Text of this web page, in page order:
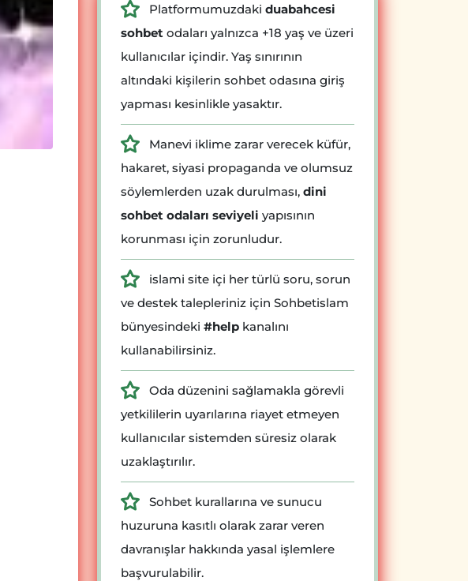
Platformumuzdaki duabahcesi
sohbet odaları yalnızca +18 yaş ve üzeri
kullanıcılar içindir. Yaş sınırının
altındaki kişilerin sohbet odasına giriş
yapması kesinlikle yasaktır.
Manevi iklime zarar verecek küfür,
hakaret, siyasi propaganda ve olumsuz
söylemlerden uzak durulması, dini
sohbet odaları seviyeli yapısının
korunması için zorunludur.
islami site içi her türlü soru, sorun
ve destek talepleriniz için Sohbetislam
bünyesindeki #help kanalını
kullanabilirsiniz.
Oda düzenini sağlamakla görevli
yetkililerin uyarılarına riayet etmeyen
kullanıcılar sistemden süresiz olarak
uzaklaştırılır.
Sohbet kurallarına ve sunucu
huzuruna kasıtlı olarak zarar veren
davranışlar hakkında yasal işlemlere
başvurulabilir.